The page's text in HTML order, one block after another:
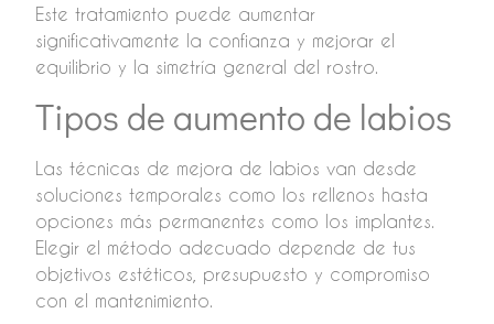
Este tratamiento puede aumentar
significativamente la confianza y mejorar el
equilibrio y la simetría general del rostro.
Tipos de aumento de labios
Las técnicas de mejora de labios van desde
soluciones temporales como los rellenos hasta
opciones más permanentes como los implantes.
Elegir el método adecuado depende de tus
objetivos estéticos, presupuesto y compromiso
con el mantenimiento.